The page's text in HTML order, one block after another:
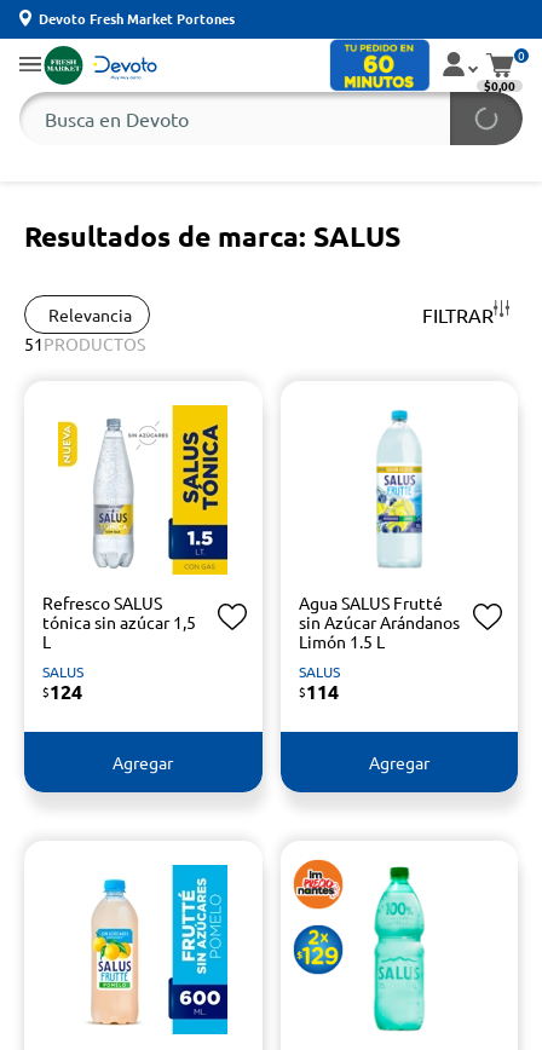
Devoto Fresh Market Portones
0
$0,00
Resultados de marca: SALUS
Relevancia FILTRAR
51PRODUCTOS
Refresco SALUS
tónica sin azúcar 1,5
L
SALUS
$124
Agregar
Agua SALUS Frutté
sin Azúcar Arándanos
Limón 1.5 L
SALUS
$114
Agregar